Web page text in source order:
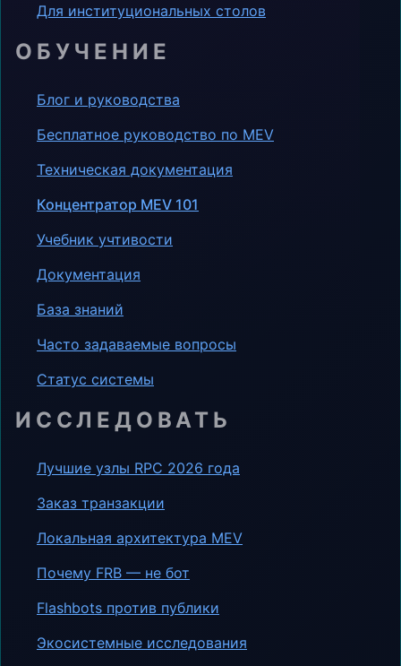
Для институциональных столов
ОБУЧЕНИЕ
Блог и руководства
Бесплатное руководство по MEV
Техническая документация
Концентратор MEV 101
Учебник учтивости
Документация
База знаний
Часто задаваемые вопросы
Статус системы
ИССЛЕДОВАТЬ
Лучшие узлы RPC 2026 года
Заказ транзакции
Локальная архитектура MEV
Почему FRB — не бот
Flashbots против публики
Экосистемные исследования